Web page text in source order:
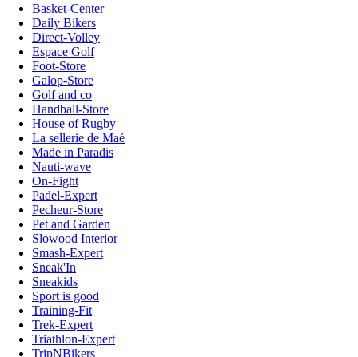
Basket-Center
Daily Bikers
Direct-Volley
Espace Golf
Foot-Store
Galop-Store
Golf and co
Handball-Store
House of Rugby
La sellerie de Maé
Made in Paradis
Nauti-wave
On-Fight
Padel-Expert
Pecheur-Store
Pet and Garden
Slowood Interior
Smash-Expert
Sneak'In
Sneakids
Sport is good
Training-Fit
Trek-Expert
Triathlon-Expert
TripNBikers